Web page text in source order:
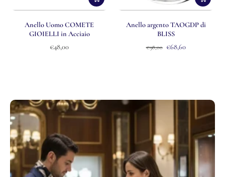
Anello Uomo COMETE
GIOIELLI in Acciaio
€48,00
Anello argento TAOGDP di
BLISS
€98,00 €68,60